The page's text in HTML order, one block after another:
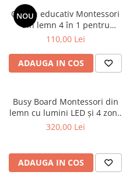
NOU
Centru educativ Montessori
din lemn 4 în 1 pentru
învățarea culorilor și formelor
110,00 Lei
ADAUGA IN COS
Busy Board Montessori din
lemn cu lumini LED și 4 zone
de activități
320,00 Lei
ADAUGA IN COS